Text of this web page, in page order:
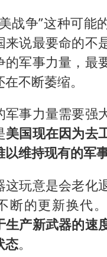
战争”这种可能
来说最要命的不
的军事力量，最
不断萎缩。
军事力量需要强
美国现在因为去
以维持现有的军
这玩意是会老化
断的更新换代
生产新武器的速
态。